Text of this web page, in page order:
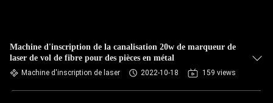
Machine d'inscription de la canalisation 20w de marqueur de
laser de vol de fibre pour des pièces en métal
Machine d'inscription de laser 2022-10-18 159 views